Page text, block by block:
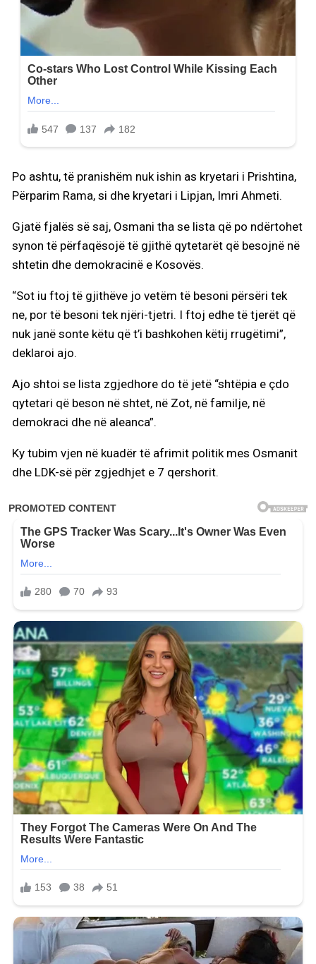
Po ashtu, të pranishëm nuk ishin as kryetari i Prishtina,
Përparim Rama, si dhe kryetari i Lipjan, Imri Ahmeti.
Gjatë fjalës së saj, Osmani tha se lista që po ndërtohet
synon të përfaqësojë të gjithë qytetarët që besojnë në
shtetin dhe demokracinë e Kosovës.
“Sot iu ftoj të gjithëve jo vetëm të besoni përsëri tek
ne, por të besoni tek njëri-tjetri. I ftoj edhe të tjerët që
nuk janë sonte këtu që t’i bashkohen këtij rrugëtimi”,
deklaroi ajo.
Ajo shtoi se lista zgjedhore do të jetë “shtëpia e çdo
qytetari që beson në shtet, në Zot, në familje, në
demokraci dhe në aleanca”.
Ky tubim vjen në kuadër të afrimit politik mes Osmanit
dhe LDK-së për zgjedhjet e 7 qershorit.